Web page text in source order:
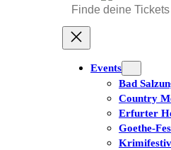
Suchen
Events
Bad
Country
Erfurter
Goethe-
Tickets kaufen